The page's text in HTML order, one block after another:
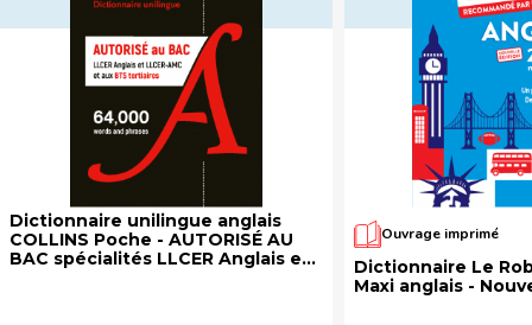
Dictionnaire unilingue anglais
COLLINS Poche - AUTORISÉ AU
BAC spécialités LLCER Anglais et
Ouvrage imprimé
Dictionnaire Le
Maxi anglais -